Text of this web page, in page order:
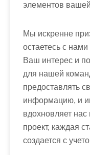
элементов
Мы искренне
остаетесь с
Ваш интерес и
для нашей
предоставлять
информацию, и
вдохновляет
проект, каждая
создается с